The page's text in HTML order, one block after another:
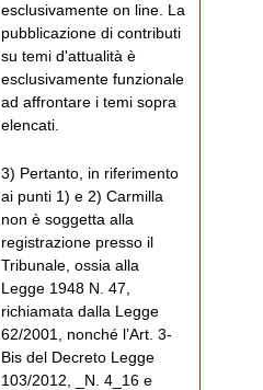
esclusivamente on line. La
pubblicazione di contributi
su temi d'attualità è
esclusivamente funzionale
ad affrontare i temi sopra
elencati.
3) Pertanto, in riferimento
ai punti 1) e 2) Carmilla
non è soggetta alla
registrazione presso il
Tribunale, ossia alla
Legge 1948 N. 47,
richiamata dalla Legge
62/2001, nonché l’Art. 3-
Bis del Decreto Legge
103/2012, _N. 4_16 e